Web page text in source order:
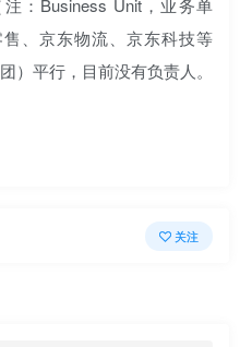
：Business Unit，业务单
、京东物流、京东科技等
）平行，目前没有负责人。
关注